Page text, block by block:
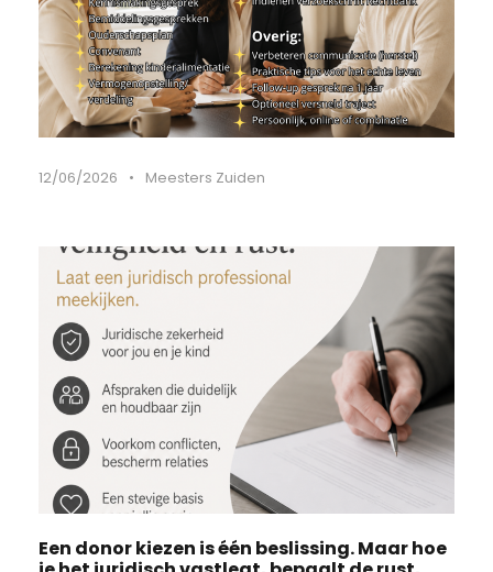
12/06/2026 • Meesters Zuiden
Een donor kiezen is één beslissing. Maar hoe